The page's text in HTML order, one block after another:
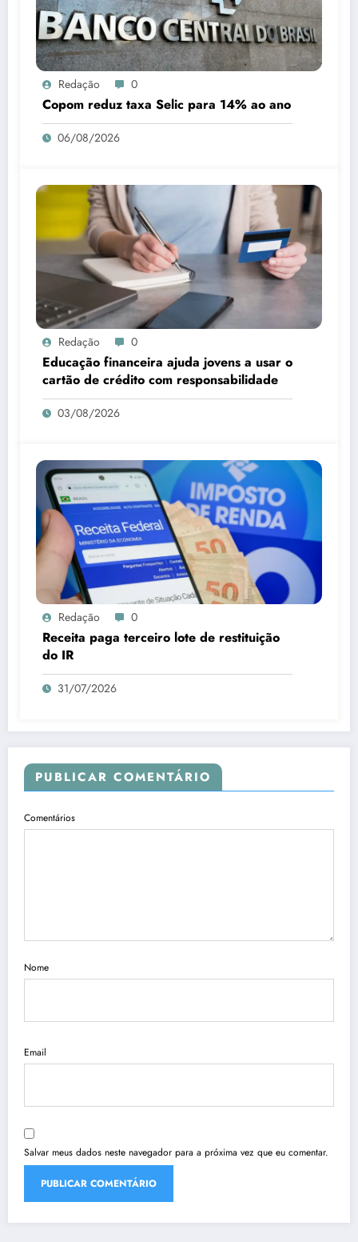
Redação 0
Copom reduz taxa Selic para 14% ao ano
06/08/2026
Redação 0
Educação financeira ajuda jovens a usar o
cartão de crédito com responsabilidade
03/08/2026
Redação 0
Receita paga terceiro lote de restituição
do IR
31/07/2026
PUBLICAR COMENTÁRIO
Comentários
Nome
Email
Salvar meus dados neste navegador para a próxima vez que eu comentar.